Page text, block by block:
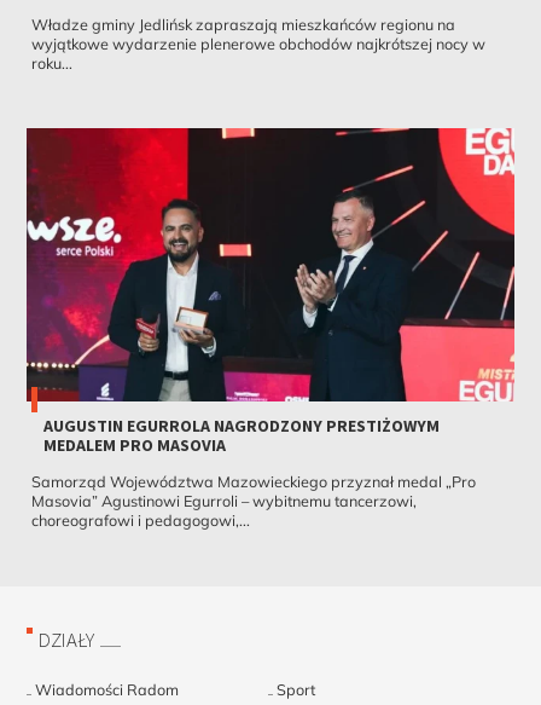
Władze gminy Jedlińsk zapraszają mieszkańców regionu na
wyjątkowe wydarzenie plenerowe obchodów najkrótszej nocy w
roku...
AUGUSTIN EGURROLA NAGRODZONY PRESTIŻOWYM
MEDALEM PRO MASOVIA
Samorząd Województwa Mazowieckiego przyznał medal „Pro
Masovia” Agustinowi Egurroli – wybitnemu tancerzowi,
choreografowi i pedagogowi,...
DZIAŁY
Wiadomości Radom
Sport